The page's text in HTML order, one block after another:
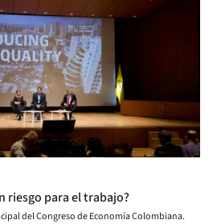
riesgo para el trabajo?
del Congreso de Economía Colombiana.